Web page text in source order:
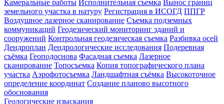
Камеральные работы Исполнительная съемка Вынос границ
земельного участка в натуру Регистрация в ИСОГД ППГР
Воздушное лазерное сканирование Съемка подземных
коммуникаций Геодезический мониторинг зданий и
сооружений Контрольная геодезическая съемка Разбивка осей
Дендроплан Дендрологические исследования Подеревная
съёмка Геоподоснова Фасадная съемка Лазерное
сканирование Топосъемка Копия топографического плана
участка Аэрофотосъемка Ландшафтная съёмка Высокоточное
определение координат Создание планово высотного
обоснования
Геологические изыскания